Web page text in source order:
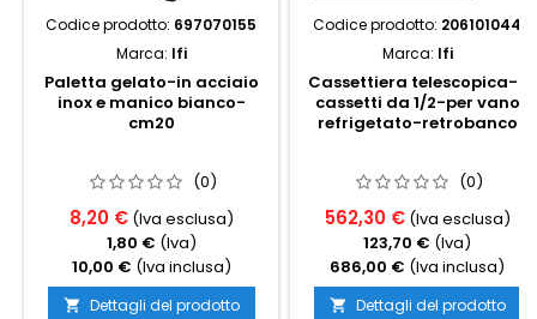
Codice prodotto: 697070155
Marca: Ifi
Paletta gelato-in acciaio
inox e manico bianco-
cm20
(0)
8,20 € (Iva esclusa)
1,80 € (Iva)
10,00 € (Iva inclusa)
 Dettagli del prodotto
Codice prodotto: 206101044
Marca: Ifi
Cassettiera telescopica-2
cassetti da 1/2-per vano
refrigetato-retrobanco
(0)
562,30 € (Iva esclusa)
123,70 € (Iva)
686,00 € (Iva inclusa)
 Dettagli del prodotto